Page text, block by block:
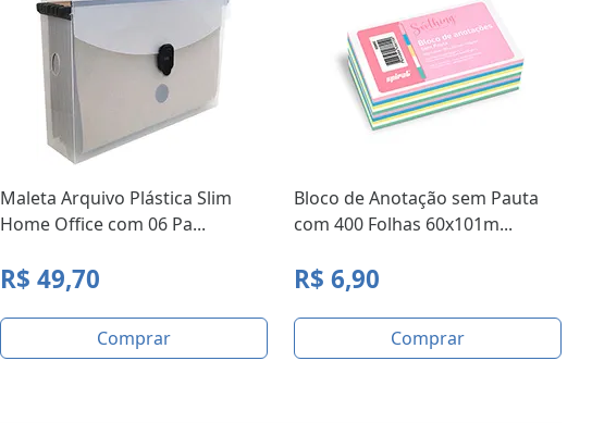
Maleta Arquivo Plástica Slim
Home Office com 06 Pa...
R$ 49,70
Comprar
Bloco de Anotação sem Pauta
com 400 Folhas 60x101m...
R$ 6,90
Comprar